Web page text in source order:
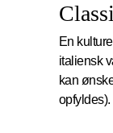
En
italiensk
kan
opfyldes).